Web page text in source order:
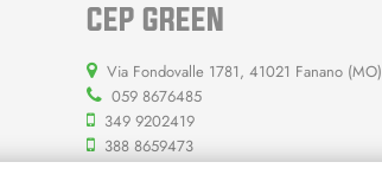
CEP GREEN
Via Fondovalle 1781, 41021 Fanano (MO)
059 8676485
349 9202419
388 8659473